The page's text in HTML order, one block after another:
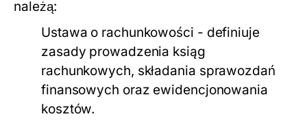
należą:
Ustawa o rachunkowości - definiuje
zasady prowadzenia ksiąg
rachunkowych, składania sprawozdań
finansowych oraz ewidencjonowania
kosztów.